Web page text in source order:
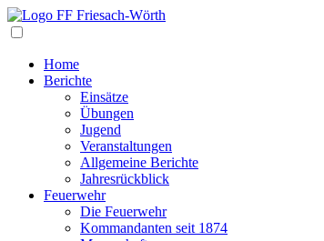
Home
Berichte
Einsätze
Übungen
Jugend
Veranstaltungen
Allgemeine Berichte
Jahresrückblick
Feuerwehr
Die Feuerwehr
Kommandanten seit 1874